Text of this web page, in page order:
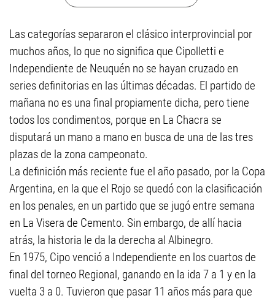
Las categorías separaron el clásico interprovincial por
muchos años, lo que no significa que Cipolletti e
Independiente de Neuquén no se hayan cruzado en
series definitorias en las últimas décadas. El partido de
mañana no es una final propiamente dicha, pero tiene
todos los condimentos, porque en La Chacra se
disputará un mano a mano en busca de una de las tres
plazas de la zona campeonato.
La definición más reciente fue el año pasado, por la Copa
Argentina, en la que el Rojo se quedó con la clasificación
en los penales, en un partido que se jugó entre semana
en La Visera de Cemento. Sin embargo, de allí hacia
atrás, la historia le da la derecha al Albinegro.
En 1975, Cipo venció a Independiente en los cuartos de
final del torneo Regional, ganando en la ida 7 a 1 y en la
vuelta 3 a 0. Tuvieron que pasar 11 años más para que